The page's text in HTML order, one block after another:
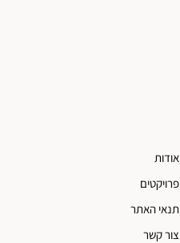
אודות
פרויקטים
תנאי האתר
צור קשר